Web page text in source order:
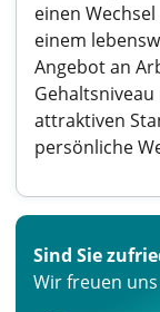
einen
einem
Angebot an
attraktiven
persönliche
Sind Sie
Wir freuen